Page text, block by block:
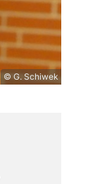
© G. Schiwek